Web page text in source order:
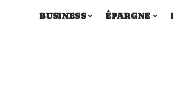
BUSINESS ÉPARGNE